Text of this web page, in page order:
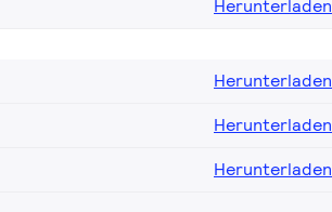
Herunterladen
Herunterladen
Herunterladen
Herunterladen